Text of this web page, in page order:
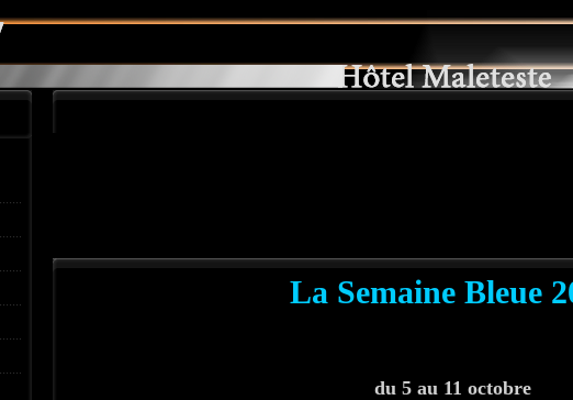
La Semaine Bleue
du 5 au 11 octobre